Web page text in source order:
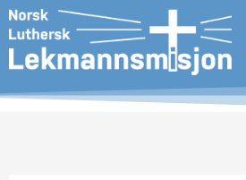
Hopp
rett
til
innholdet